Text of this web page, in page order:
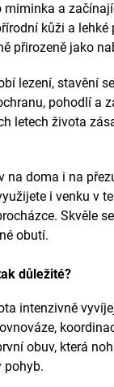
a
kůži a lehké
přirozeně jako
lezení, stavění
pohodlí a
letech života
na doma i na
i venku v
Skvěle
obutí.
důležité?
intenzivně
obuv, která
pohyb.